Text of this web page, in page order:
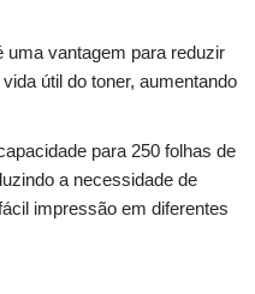
uma vantagem para reduzir
útil do toner, aumentando
para 250 folhas de
a necessidade de
impressão em diferentes